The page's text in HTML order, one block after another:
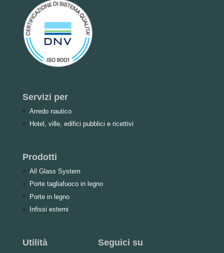
Servizi per
Arredo nautico
Hotel, ville, edifici pubblici e ricettivi
Prodotti
All Glass System
Porte tagliafuoco in legno
Porte in legno
Infissi esterni
Utilità Seguici su